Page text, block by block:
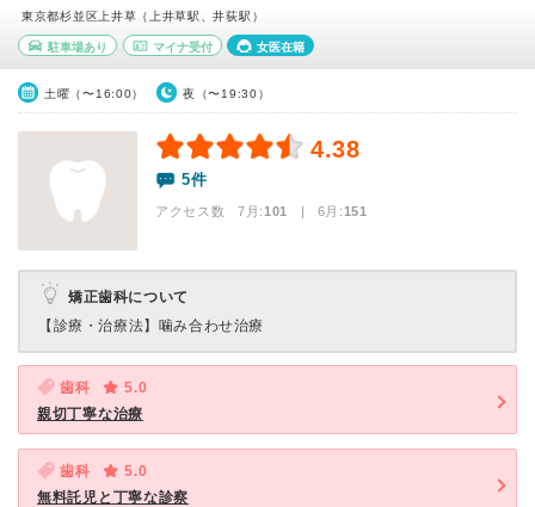
東京都杉並区上井草（上井草駅、井荻駅）
駐車場あり マイナ受付 女医在籍
土曜（〜16:00） 夜（〜19:30）
4.38
5件
アクセス数 7月:101 | 6月:151
矯正歯科について
【診療・治療法】 噛み合わせ治療
歯科
5.0
親切丁寧な治療
歯科
5.0
無料託児と丁寧な診察